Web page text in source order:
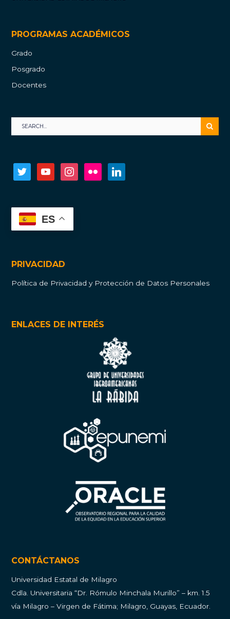
PROGRAMAS ACADÉMICOS
Grado
Posgrado
Docentes
twitter youtube instagramflickr
ES
PRIVACIDAD
Política de Privacidad y Protección de Datos Personales
ENLACES DE INTERÉS
CONTÁCTANOS
Universidad Estatal de Milagro
Cdla. Universitaria “Dr. Rómulo Minchala Murillo” – km. 1.5
vía Milagro – Virgen de Fátima; Milagro, Guayas, Ecuador.